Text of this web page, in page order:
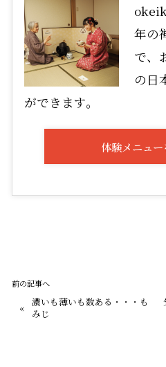
年の
で、
の日
ができます。
体験メニュー
前の記事へ
« 濃いも薄いも数ある・・・も
みじ